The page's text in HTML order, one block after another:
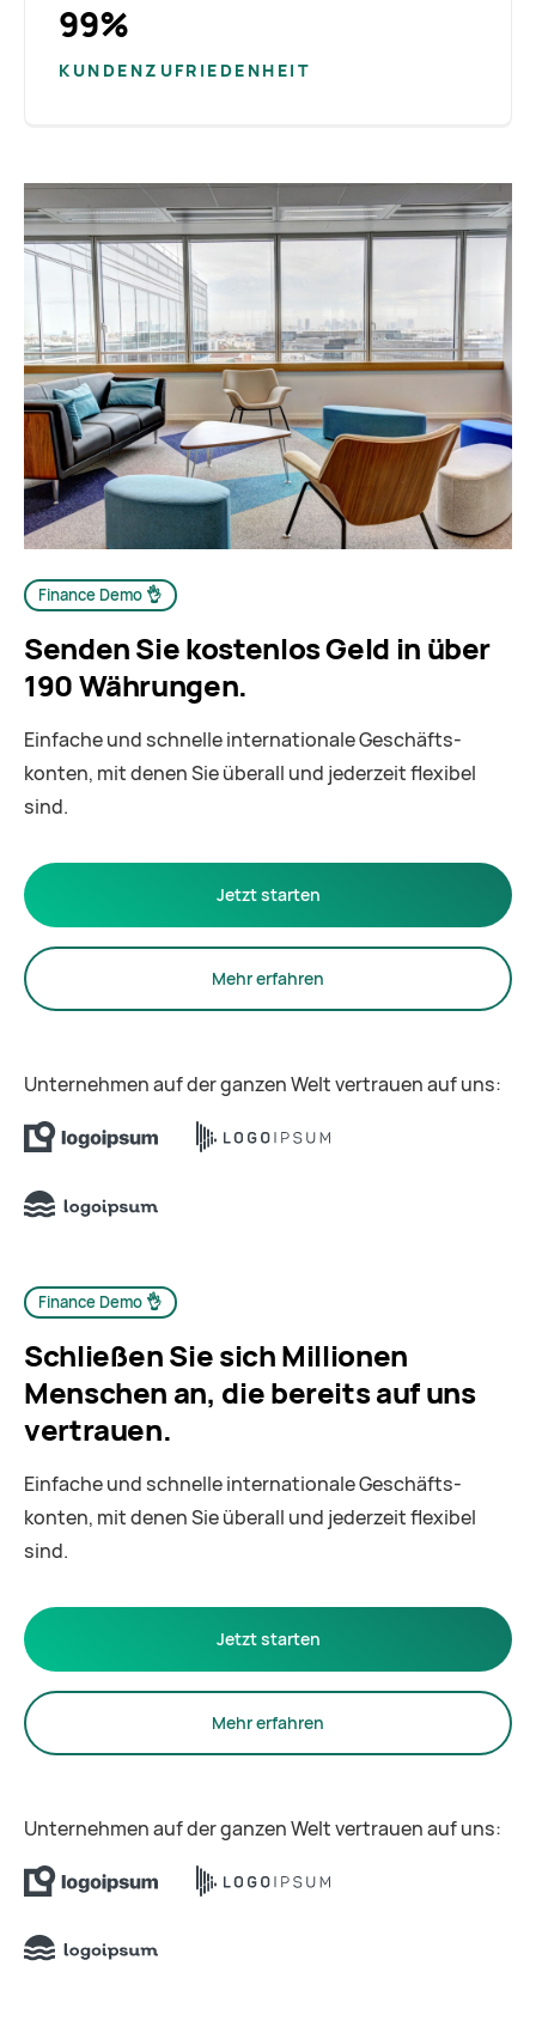
99%
KUNDENZUFRIEDENHEIT
Finance Demo 👌
Senden Sie kostenlos Geld in über
190 Währungen.
Einfache und schnelle internationale Geschäfts­
konten, mit denen Sie überall und jederzeit flexibel
sind.
Jetzt starten
Mehr erfahren
Unternehmen auf der ganzen Welt vertrauen auf uns:
Finance Demo 👌
Schließen Sie sich Millionen
Menschen an, die bereits auf uns
vertrauen.
Einfache und schnelle internationale Geschäfts­
konten, mit denen Sie überall und jederzeit flexibel
sind.
Jetzt starten
Mehr erfahren
Unternehmen auf der ganzen Welt vertrauen auf uns: